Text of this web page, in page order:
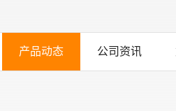
产品动态 公司资讯